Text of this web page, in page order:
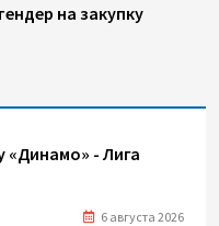
на закупку
«Динамо» - Лига
6 августа 2026